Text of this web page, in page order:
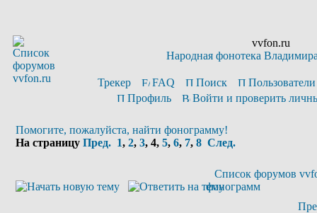
vvfon.ru
Народная фонотека
Трекер FAQ Поиск
Пользователи
Профиль
Войти и проверить
Помогите, пожалуйста, найти фонограмму!
На страницу Пред. 1, 2, 3, 4, 5, 6, 7, 8 След.
Список форумов
фонограмм